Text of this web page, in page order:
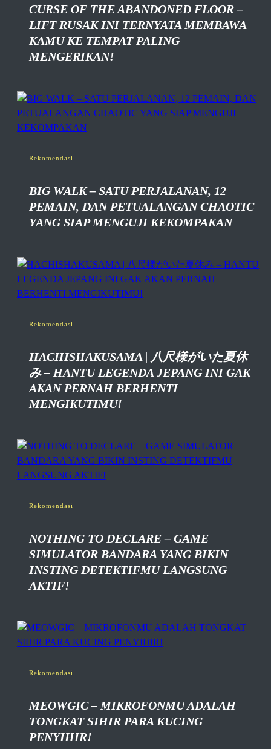
CURSE OF THE ABANDONED FLOOR –
LIFT RUSAK INI TERNYATA MEMBAWA
KAMU KE TEMPAT PALING
MENGERIKAN!
Rekomendasi
BIG WALK – SATU PERJALANAN, 12
PEMAIN, DAN PETUALANGAN CHAOTIC
YANG SIAP MENGUJI KEKOMPAKAN
Rekomendasi
HACHISHAKUSAMA | 八尺様がいた夏休
み – HANTU LEGENDA JEPANG INI GAK
AKAN PERNAH BERHENTI
MENGIKUTIMU!
Rekomendasi
NOTHING TO DECLARE – GAME
SIMULATOR BANDARA YANG BIKIN
INSTING DETEKTIFMU LANGSUNG
AKTIF!
Rekomendasi
MEOWGIC – MIKROFONMU ADALAH
TONGKAT SIHIR PARA KUCING
PENYIHIR!